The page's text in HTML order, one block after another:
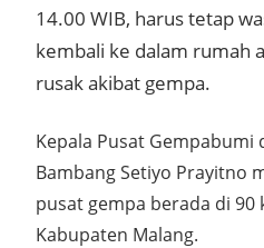
14.00 WIB, harus tetap
kembali ke dalam rumah
rusak akibat gempa.
Kepala Pusat Gempabumi
Bambang Setiyo Prayitno
pusat gempa berada di
Kabupaten Malang.